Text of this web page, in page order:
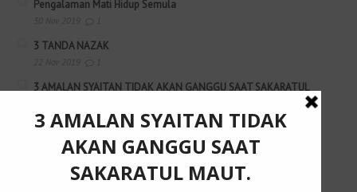
Pengalaman Mati Hidup Semula
3 TANDA NAZAK
3 AMALAN SYAITAN TIDAK AKAN GANGGU SAAT SAKARATUL
22 Nov 2019 1
Amalan seorang anak untuk ibubapa yang meninggal dunia.
Categories